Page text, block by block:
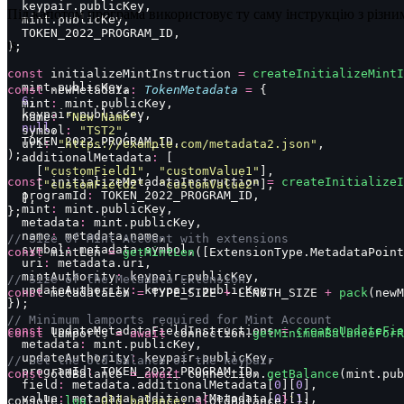
  keypair.publicKey,
  mint.publicKey,
  TOKEN_2022_PROGRAM_ID,
);
const initializeMintInstruction =
  mint.publicKey,
  6
,
  keypair.publicKey,
  null
,
  TOKEN_2022_PROGRAM_ID,
);
const initializeMetadataInstruction =
  programId
:
TOKEN_2022_PROGRAM_ID,
  mint
:
mint.publicKey,
  metadata
:
mint.publicKey,
  name
: metadata.name,
  symbol
: metadata.symbol,
  uri
:
metadata.uri,
  mintAuthority
: keypair.publicKey,
  updateAuthority
: keypair.publicKey,
});
const updateMetadataFieldInstructions =
  metadata
:
mint.publicKey,
  updateAuthority
: keypair.publicKey,
  programId
: TOKEN_2022_PROGRAM_ID,
  field
: metadata.additionalMetadata[0 ][0 ],
  value
: metadata.additionalMetadata[0][ 1 ],
Під капотом програма використовує ту саму інструкцію з
ts
const newMetadata : TokenMetadata = {
  mint
:
mint.publicKey,
  name
: "New Name",
  symbol
: "TST2 " ,
  uri
: "https://example.com/metadata2.json " ,
  additionalMetadata
:
" customField1 " , " customValue1 "
],
    [
" customField2", "customValue2" ],
  ],
};
// Size of Mint Account with extensions
const mintLen = getMintLen
// Size of the Metadata Extension
const metadataLen = TYPE_SIZE + LENGTH_SIZE + pack
// Minimum lamports required for Mint Account
const lamports = await connection.
// Get the old balance of the keypair
const oldBalance = await connection. getBalance
console. log(`Old balance: ${oldBalance } ` );